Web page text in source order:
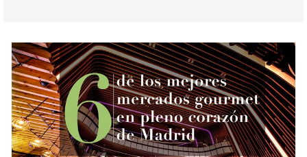
Agenda de eventos
Comida & Restaurantes
Deporte & aventura
Dónde quedarse
Museos & Arte